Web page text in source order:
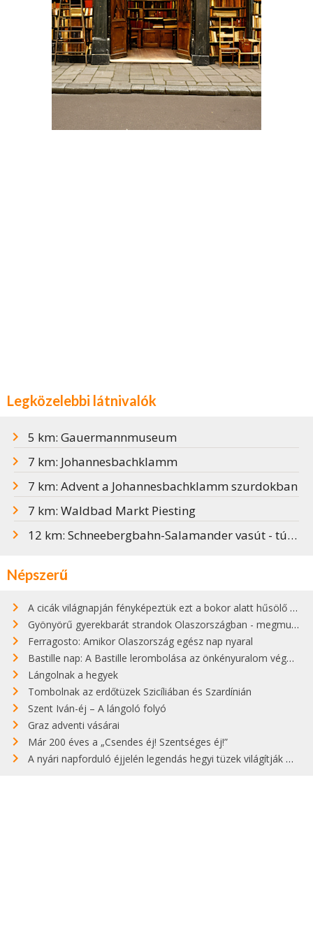
Legközelebbi látnivalók
5 km: Gauermannmuseum
7 km: Johannesbachklamm
7 km: Advent a Johannesbachklamm szurdokban
7 km: Waldbad Markt Piesting
12 km: Schneebergbahn-Salamander vasút - túratipp, árak
Népszerű
A cicák világnapján fényképeztük ezt a bokor alatt hűsölő cicát Kisorosziban
Gyönyörű gyerekbarát strandok Olaszországban - megmutatjuk a 15 legjobbat
Ferragosto: Amikor Olaszország egész nap nyaral
Bastille nap: A Bastille lerombolása az önkényuralom végét jelentette
Lángolnak a hegyek
Tombolnak az erdőtüzek Szicíliában és Szardínián
Szent Iván-éj – A lángoló folyó
Graz adventi vásárai
Már 200 éves a „Csendes éj! Szentséges éj!”
A nyári napforduló éjjelén legendás hegyi tüzek világítják meg Zugspitzét